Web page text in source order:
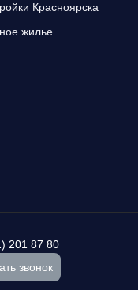
Красноярска
жилье
201 87 80
звонок